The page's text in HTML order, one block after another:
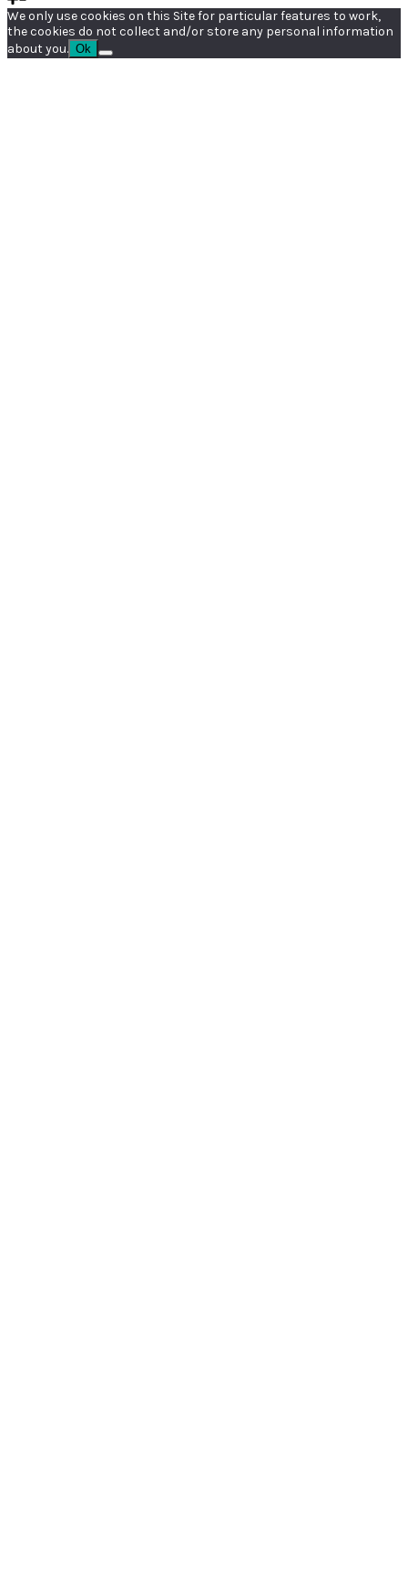
We only use cookies on this Site for particular features to work,
the cookies do not collect and/or store any personal information
about you. Ok